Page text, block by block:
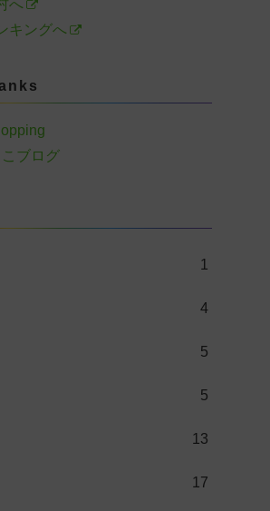
へ
キングへ
ブログ
1
4
5
5
13
17